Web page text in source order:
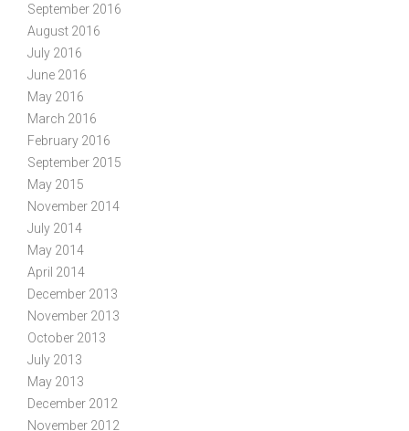
September 2016
August 2016
July 2016
June 2016
May 2016
March 2016
February 2016
September 2015
May 2015
November 2014
July 2014
May 2014
April 2014
December 2013
November 2013
October 2013
July 2013
May 2013
December 2012
November 2012